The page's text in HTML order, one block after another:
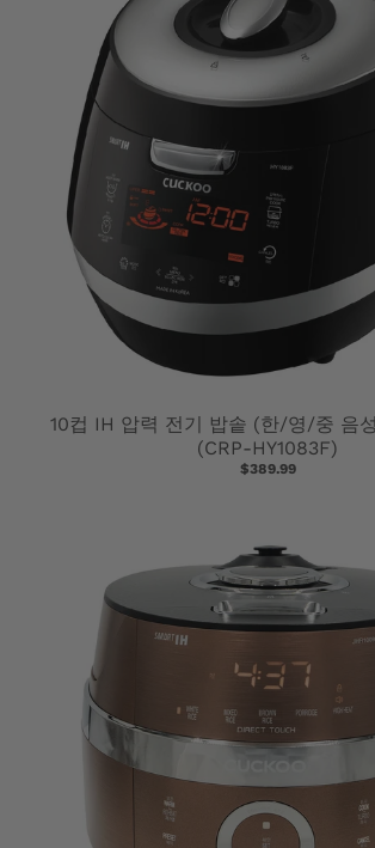
10컵 IH 압력 전기 밥솥 (한/영/중 음
(CRP-HY1083F)
$389.99